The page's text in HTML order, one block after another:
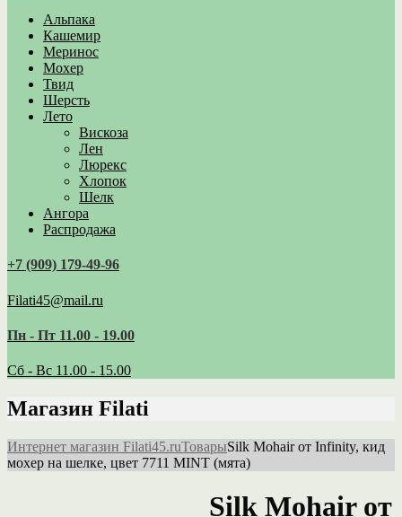
Альпака
Кашемир
Меринос
Мохер
Твид
Шерсть
Лето
Вискоза
Лен
Люрекс
Хлопок
Шелк
Ангора
Распродажа
+7 (909) 179‑49-96
Filati45@mail.ru
Пн - Пт 11.00 - 19.00
Сб - Вс 11.00 - 15.00
Магазин Filati
Интернет магазин Filati45.ruТоварыSilk Mohair от Infinity, кид
мохер на шелке, цвет 7711 MINT (мята)
Silk Mohair от